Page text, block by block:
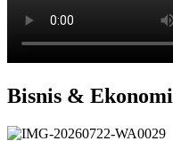
Bisnis & Ekonomi